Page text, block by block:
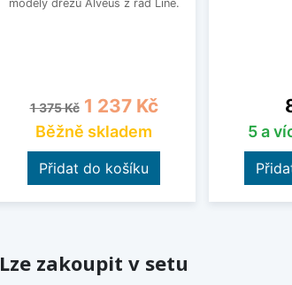
modely dřezů Alveus z řad Line.
Běžná cena
1 375 Kč Cena
1 237 Kč
Běžně skladem
Přidat do košíku
5 a
Lze zakoupit v setu